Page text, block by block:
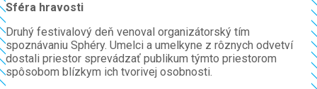
Sféra hravosti
Druhý festivalový deň venoval organizátorský tím
spoznávaniu Sphéry. Umelci a umelkyne z rôznych odvetví
dostali priestor sprevádzať publikum týmto priestorom
spôsobom blízkym ich tvorivej osobnosti.